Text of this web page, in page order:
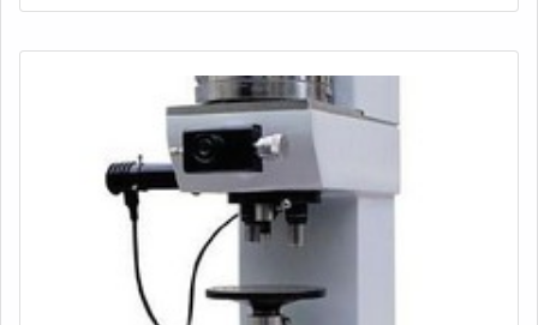
LABORATÓRIOS DE ENSAIOS MECÂNICOSPara que